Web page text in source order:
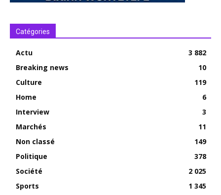
Catégories
Actu
3 882
Breaking news
10
Culture
119
Home
6
Interview
3
Marchés
11
Non classé
149
Politique
378
Société
2 025
Sports
1 345